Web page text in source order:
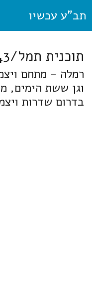
תב"ע עכשיו
תוכנית תמל/2043 רמלה
רמלה - מתחם
וגן ששת הימים,
בדרום שדרות